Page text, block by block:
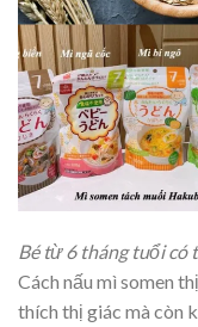
Bé từ 6 tháng tuổi có
Cách nấu mì somen
thích thị giác mà còn